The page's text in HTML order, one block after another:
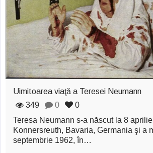
zburătoare în Mexic
Magia în Thailanda
Madona lacrimilor
din Siracusa
Uimitoarea viaţă a
Teresei Neumann
Derba, un oraş
Uimitoarea viaţă a Teresei Neumann
349
0
0
Teresa Neumann s-a născut la 8
Konnersreuth, Bavaria, Germania şi a
septembrie 1962, în…